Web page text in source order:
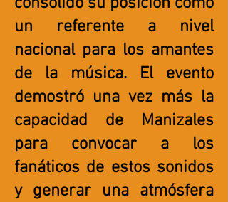
un referente a nivel
nacional para los amantes
de la música. El evento
demostró una vez más la
capacidad de Manizales
para convocar a los
fanáticos de estos sonidos
y generar una atmósfera